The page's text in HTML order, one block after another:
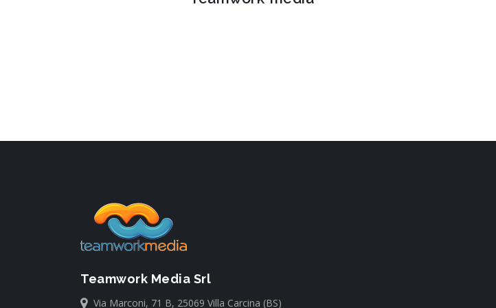
Teamwork Media Srl
Via Marconi, 71 B, 25069 Villa Carcina (BS)